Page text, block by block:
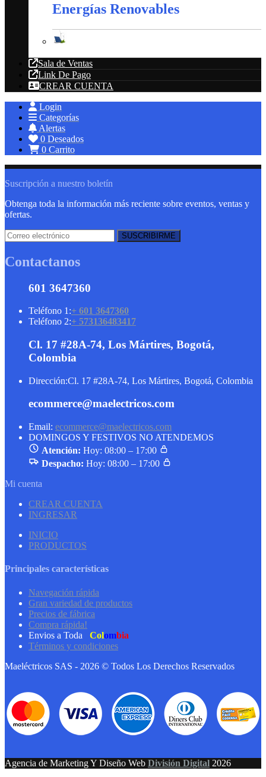
Energías Renovables
Sala de Ventas
Link De Pago
CREAR CUENTA
Login
Categorías
Alertas
0 Deseados
0 Carrito
Suscripción a nuestro boletín
Obtenga toda la información más reciente sobre eventos, ventas y
ofertas.
Contactanos
601 3647360
Teléfono 1:+ 601 3647360
Teléfono 2:+ 573136483417
Cl. 17 #28A-74, Los Mártires, Bogotá,
Colombia
Dirección:Cl. 17 #28A-74, Los Mártires, Bogotá, Colombia
ecommerce@maelectricos.com
Email: ecommerce@maelectricos.com
DOMINGOS Y FESTIVOS NO ATENDEMOS
Atención: Hoy: 08:00 – 17:00
Despacho: Hoy: 08:00 – 17:00
Mi cuenta
CREAR CUENTA
INGRESAR
INICIO
PRODUCTOS
Principales características
Navegación rápida
Gran variedad de productos
Precios de fábrica
Compra rápida!
Envios a Toda
Colombia
Términos y condiciones
Maeléctricos SAS - 2026 © Todos Los Derechos Reservados
Agencia de Marketing Y Diseño Web División Digital 2026